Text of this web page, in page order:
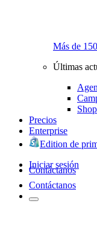
Más de
Últimas
Precios
Enterprise
Edition de
Iniciar sesión
Contáctanos
Contáctanos